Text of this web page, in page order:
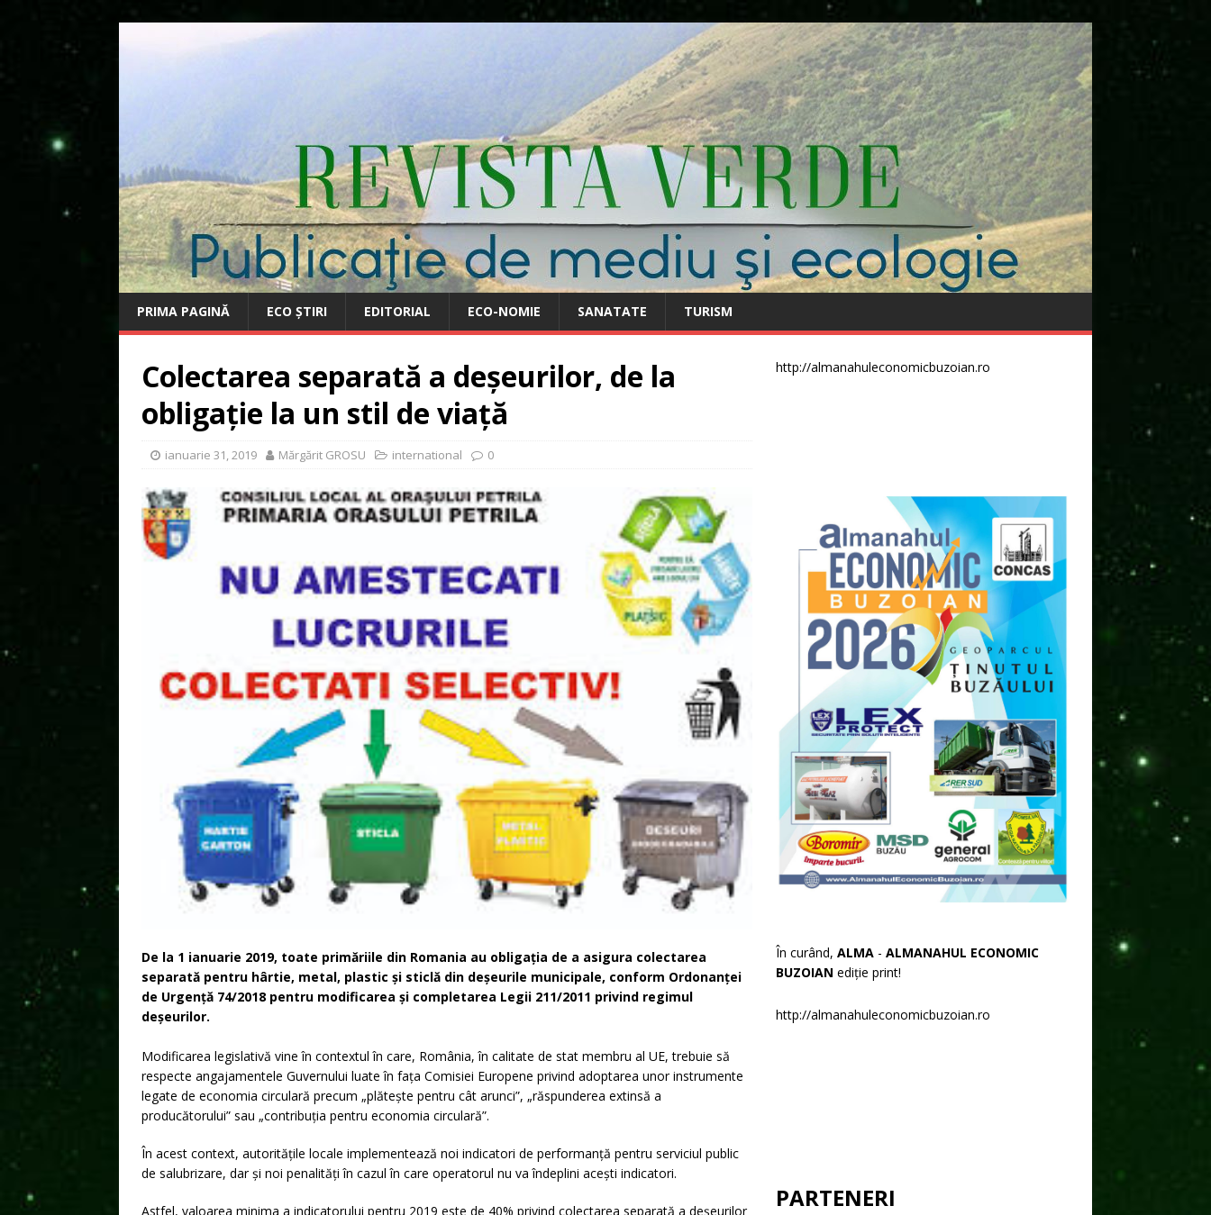
PRIMA PAGINĂ ECO ȘTIRI EDITORIAL ECO-NOMIE SANATATE TURISM
Colectarea separată a deșeurilor, de la
obligație la un stil de viață
ianuarie 31, 2019 Mărgărit GROSU international 0
De la 1 ianuarie 2019, toate primăriile din Romania au obligația de a asigura colectarea
separată pentru hârtie, metal, plastic și sticlă din deșeurile municipale, conform Ordonanței
de Urgență 74/2018 pentru modificarea și completarea Legii 211/2011 privind regimul
deșeurilor.
Modificarea legislativă vine în contextul în care, România, în calitate de stat membru al UE, trebuie să
respecte angajamentele Guvernului luate în fața Comisiei Europene privind adoptarea unor instrumente
legate de economia circulară precum „plătește pentru cât arunci”, „răspunderea extinsă a
producătorului” sau „contribuția pentru economia circulară”.
În acest context, autoritățile locale implementează noi indicatori de performanță pentru serviciul public
de salubrizare, dar și noi penalități în cazul în care operatorul nu va îndeplini acești indicatori.
Astfel, valoarea minima a indicatorului pentru 2019 este de 40% privind colectarea separată a deșeurilor
http://almanahuleconomicbuzoian.ro
În curând, ALMA - ALMANAHUL ECONOMIC
BUZOIAN ediție print!
http://almanahuleconomicbuzoian.ro
PARTENERI